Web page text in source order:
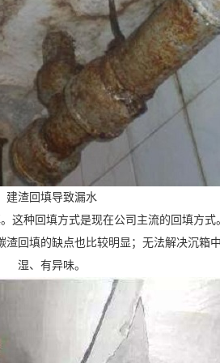
建渣回填导致漏水
这种回填方式是现在公司主流的回填方
回填的缺点也比较明显；无法解决沉箱
湿、有异味。